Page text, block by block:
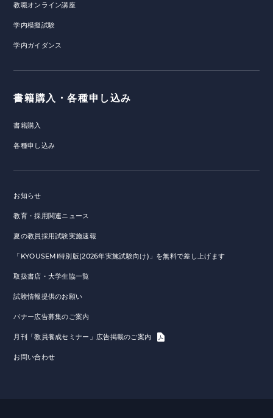
教職オンライン講座
学内模擬試験
学内ガイダンス
書籍購入・各種申し込み
書籍購入
各種申し込み
お知らせ
教育・採用関連ニュース
夏の教員採用試験実施速報
「KYOUSEMI特別版(2026年実施試験向け)」を無料で差し上げます
取扱書店・大学生協一覧
試験情報提供のお願い
バナー広告募集のご案内
月刊「教員養成セミナー」広告掲載のご案内
お問い合わせ